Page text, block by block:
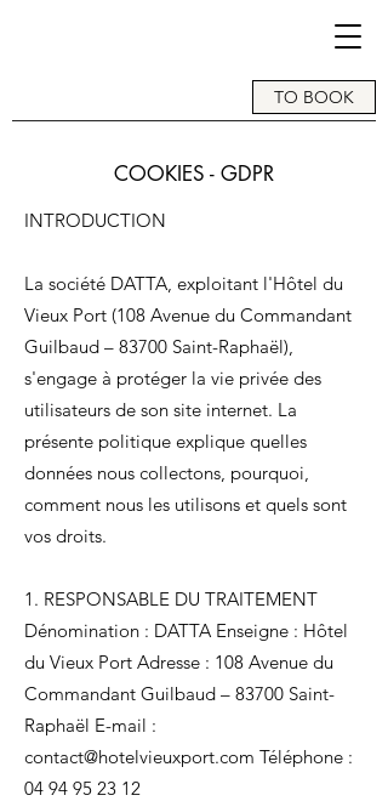
TO BOOK
COOKIES - GDPR
INTRODUCTION
La société DATTA, exploitant l'Hôtel du
Vieux Port (108 Avenue du Commandant
Guilbaud – 83700 Saint-Raphaël),
s'engage à protéger la vie privée des
utilisateurs de son site internet. La
présente politique explique quelles
données nous collectons, pourquoi,
comment nous les utilisons et quels sont
vos droits.
1. RESPONSABLE DU TRAITEMENT
Dénomination : DATTA Enseigne : Hôtel
du Vieux Port Adresse : 108 Avenue du
Commandant Guilbaud – 83700 Saint-
Raphaël E-mail :
contact@hotelvieuxport.com Téléphone :
04 94 95 23 12